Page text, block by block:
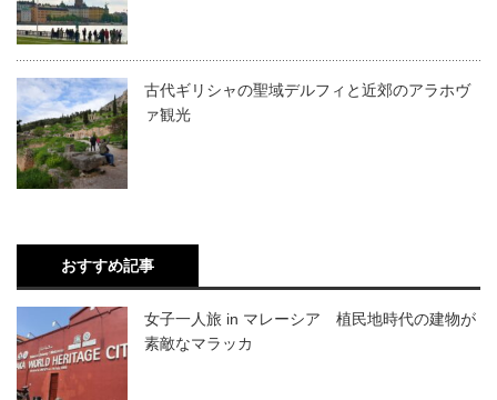
古代ギリシャの聖域デルフィと近郊のアラホヴ
ァ観光
おすすめ記事
女子一人旅 in マレーシア 植民地時代の建物が
素敵なマラッカ